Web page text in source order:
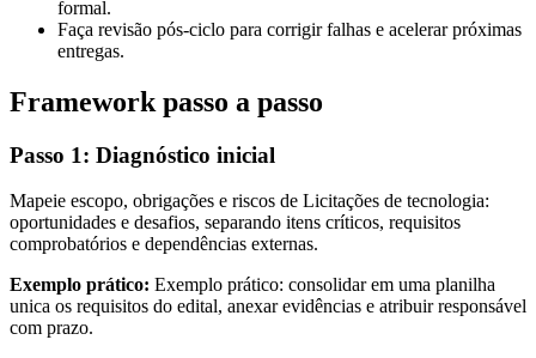
formal.
Faça revisão pós-ciclo para corrigir falhas e acelerar próximas
entregas.
Framework passo a passo
Passo 1: Diagnóstico inicial
Mapeie escopo, obrigações e riscos de Licitações de tecnologia:
oportunidades e desafios, separando itens críticos, requisitos
comprobatórios e dependências externas.
Exemplo prático: Exemplo prático: consolidar em uma planilha
unica os requisitos do edital, anexar evidências e atribuir responsável
com prazo.